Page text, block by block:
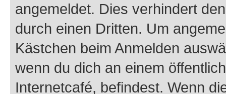
angemeldet. Dies verhindert
durch einen Dritten. Um
Kästchen beim Anmelden
wenn du dich an einem
Internetcafé, befindest. Wenn